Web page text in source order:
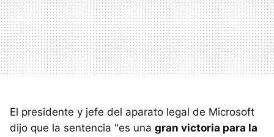
El presidente y jefe del aparato legal de Microsoft
dijo que la sentencia "es una gran victoria para la